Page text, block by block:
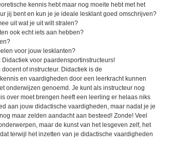
kennis hebt maar nog moeite hebt met het
jij bent en kun je je ideale lesklant goed omschrijven?
uit wat je uit wilt stralen?
ook echt iets aan hebben?
voor jouw lesklanten?
voor paardensportinstructeurs!
of instructeur. Didactiek is de
en vaardigheden door een leerkracht kunnen
onderwijzen genoemd. Je kunt als instructeur nog
over moet brengen heeft een leerling er helaas niks
aan jouw didactische vaardigheden, maar nadat je je
maar zelden aandacht aan besteed! Zonde! Veel
maar de kunst van het lesgeven zelf, het
terwijl het inzetten van je didactische vaardigheden